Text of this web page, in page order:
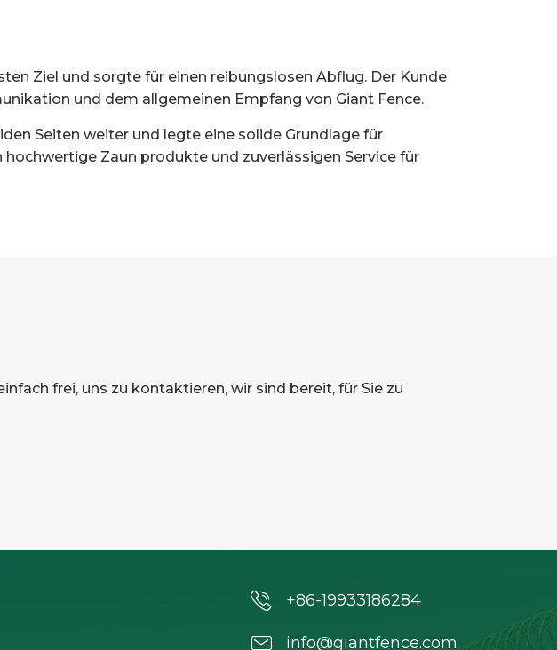
Ziel und sorgte für einen reibungslosen Abflug. Der Kunde
und dem allgemeinen Empfang von Giant Fence.
Seiten weiter und legte eine solide Grundlage für
Zaun produkte und zuverlässigen Service für
frei, uns zu kontaktieren, wir sind bereit, für Sie zu
+86-19933186284
info@giantfence.com